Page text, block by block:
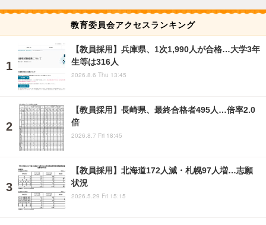
教育委員会アクセスランキング
【教員採用】兵庫県、1次1,990人が合格…大学3年
生等は316人
2026.8.6 Thu 13:45
【教員採用】長崎県、最終合格者495人…倍率2.0
倍
2026.8.7 Fri 18:45
【教員採用】北海道172人減・札幌97人増…志願
状況
2026.5.29 Fri 15:15